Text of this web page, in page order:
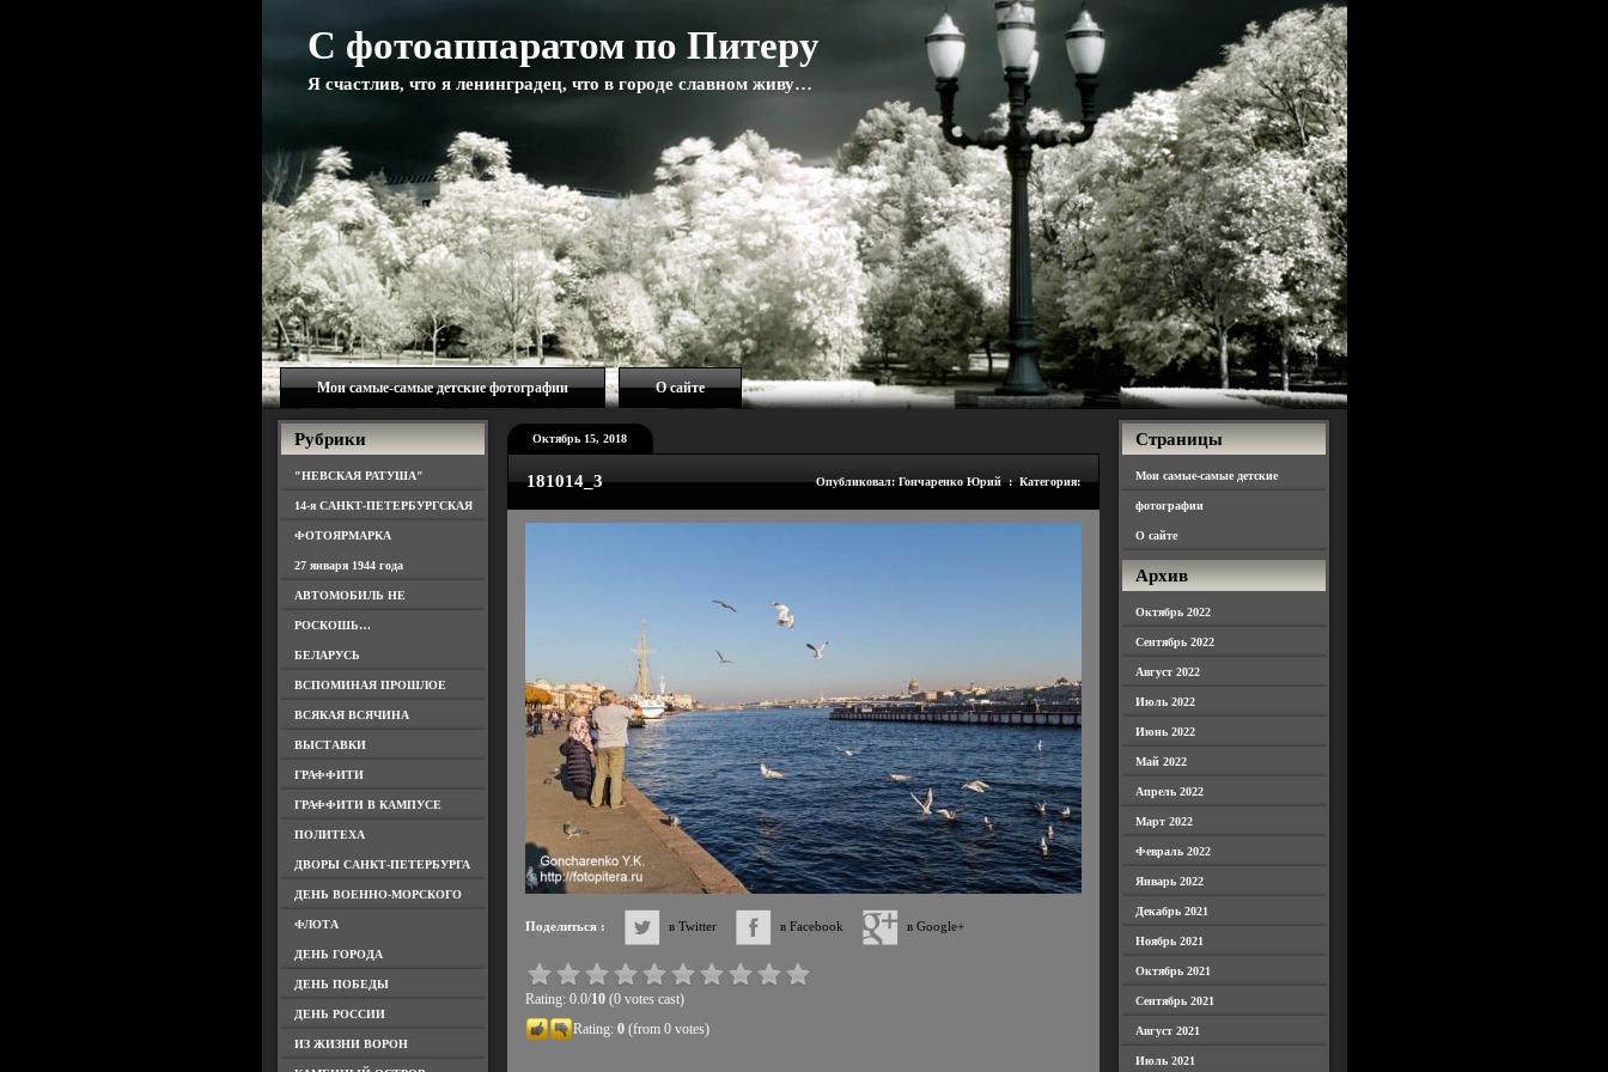
С фотоаппаратом по Питеру
Я счастлив, что я ленинградец, что в городе славном живу…
Мои самые-самые детские фотографии О сайте
Рубрики
"НЕВСКАЯ РАТУША"
14-я САНКТ-ПЕТЕРБУРГСКАЯ
ФОТОЯРМАРКА
27 января 1944 года
АВТОМОБИЛЬ НЕ
РОСКОШЬ…
БЕЛАРУСЬ
ВСПОМИНАЯ ПРОШЛОЕ
ВСЯКАЯ ВСЯЧИНА
ВЫСТАВКИ
ГРАФФИТИ
ГРАФФИТИ В КАМПУСЕ
ПОЛИТЕХА
ДВОРЫ САНКТ-ПЕТЕРБУРГА
ДЕНЬ ВОЕННО-МОРСКОГО
ФЛОТА
ДЕНЬ ГОРОДА
ДЕНЬ ПОБЕДЫ
ДЕНЬ РОССИИ
ИЗ ЖИЗНИ ВОРОН
Октябрь 15, 2018
181014_3 Опубликовал: Гончаренко Юрий : Категория:
Поделиться : в Twitter в Facebook в Google+
Rating: 0.0/10(0 votes cast)
Rating: 0(from 0 votes)
Страницы
Мои самые-самые детские
фотографии
О сайте
Архив
Октябрь 2022
Сентябрь 2022
Август 2022
Июль 2022
Июнь 2022
Май 2022
Апрель 2022
Март 2022
Февраль 2022
Январь 2022
Декабрь 2021
Ноябрь 2021
Октябрь 2021
Сентябрь 2021
Август 2021
Июль 2021